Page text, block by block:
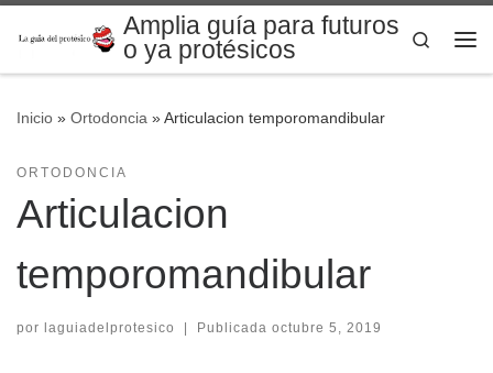
Saltar al contenidoAmplia guía para futuros
o ya protésicos
Search
Inicio » Ortodoncia »Articulacion temporomandibular
ORTODONCIA
Articulacion
temporomandibular
por laguiadelprotesico | Publicada octubre 5, 2019